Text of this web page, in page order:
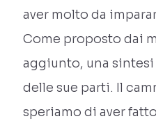
aver molto da
Come proposto dai
aggiunto, una sintesi
delle sue parti. Il
speriamo di aver